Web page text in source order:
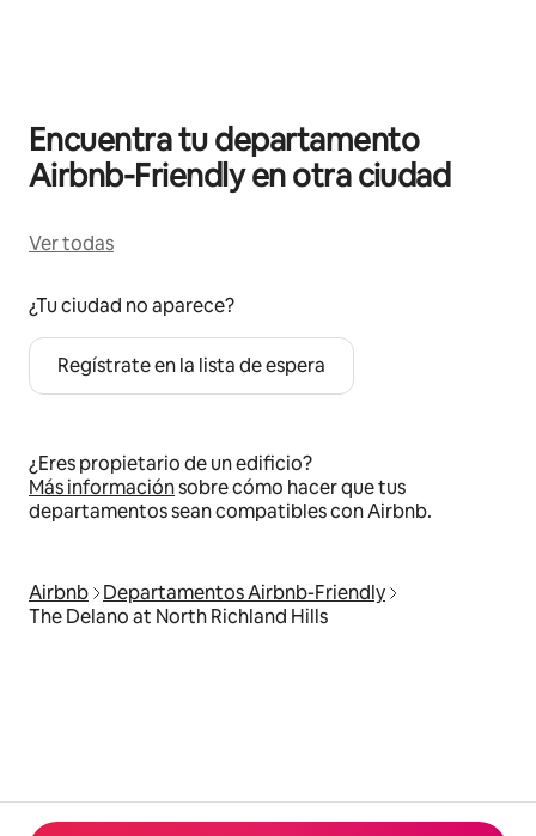
Encuentra tu departamento
Airbnb-Friendly en otra ciudad
Ver todas
¿Tu ciudad no aparece?
Regístrate en la lista de espera
¿Eres propietario de un edificio?
Más informaciónsobre cómo hacer que tus
departamentos sean compatibles con Airbnb.
Airbnb
Departamentos Airbnb-Friendly
The Delano at North Richland Hills